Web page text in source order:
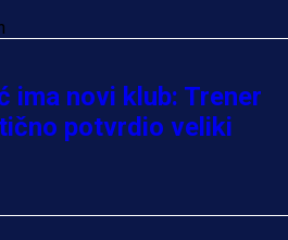
ima novi klub: Trener
potvrdio veliki